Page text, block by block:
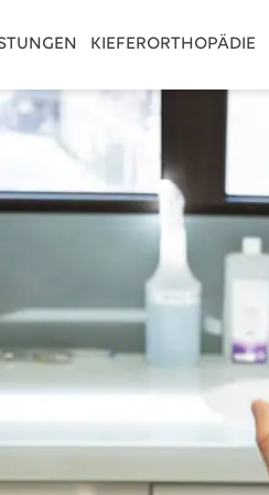
KIEFERORTHOPÄDIE